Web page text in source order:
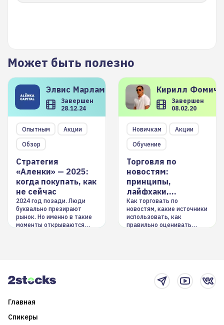
Может быть полезно
Элвис Марламов
Завершен
28.12.24
Опытным
Акции
Обзор
Стратегия
«Аленки» — 2025:
когда покупать, как
не сейчас
2024 год позади. Люди
буквально презирают
рынок. Но именно в такие
моменты открываются
Кирилл
Завершен
08.02.20
Новичкам
Акции
Обучение
Торговля по
новостям:
принципы,
лайфхаки,
инструменты
Как торговать по
новостям, какие источники
использовать, как
правильно оценивать
Главная
Спикеры